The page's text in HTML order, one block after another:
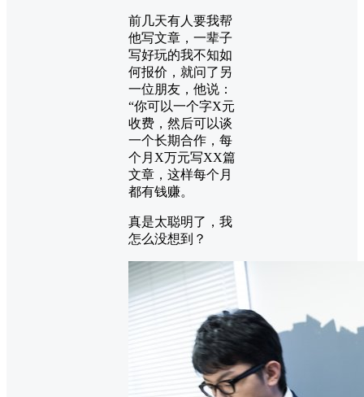
前几天有人要我帮
他写文章，一辈子
写好玩的我不知如
何报价，就问了另
一位朋友，他说：
“你可以一个字X元
收费，然后可以谈
一个长期合作，每
个月X万元写XX篇
文章，这样每个月
都有钱赚。
真是太聪明了，我
怎么没想到？